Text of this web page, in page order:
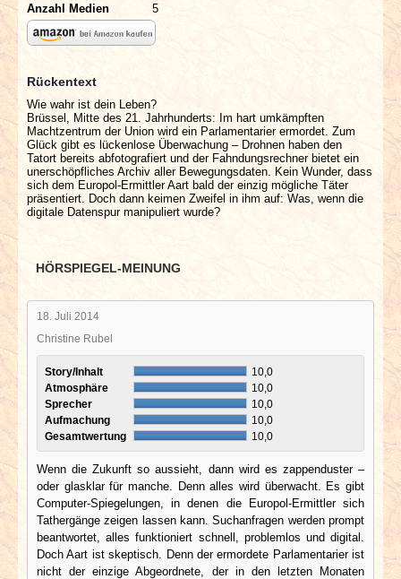
ARCHIV
Anzahl Medien
5
Rückentext
Wie wahr ist dein Leben?
Brüssel, Mitte des 21. Jahrhunderts: Im hart umkämpften
Machtzentrum der Union wird ein Parlamentarier ermordet. Zum
Glück gibt es lückenlose Überwachung – Drohnen haben den
Tatort bereits abfotografiert und der Fahndungsrechner bietet ein
unerschöpfliches Archiv aller Bewegungsdaten. Kein Wunder, dass
sich dem Europol-Ermittler Aart bald der einzig mögliche Täter
präsentiert. Doch dann keimen Zweifel in ihm auf: Was, wenn die
digitale Datenspur manipuliert wurde?
HÖRSPIEGEL-MEINUNG
18. Juli 2014
Christine Rubel
Story/Inhalt
10,0
Atmosphäre
10,0
Sprecher
10,0
Aufmachung
10,0
Gesamtwertung
10,0
Wenn die Zukunft so aussieht, dann wird es zappenduster –
oder glasklar für manche. Denn alles wird überwacht. Es gibt
Computer-Spiegelungen, in denen die Europol-Ermittler sich
Tathergänge zeigen lassen kann. Suchanfragen werden prompt
beantwortet, alles funktioniert schnell, problemlos und digital.
Doch Aart ist skeptisch. Denn der ermordete Parlamentarier ist
nicht der einzige Abgeordnete, der in den letzten Monaten